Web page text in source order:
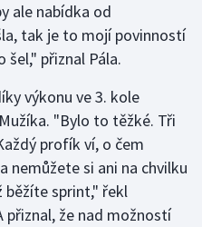
ale nabídka od
tak je to mojí povinností
přiznal Pála.
výkonu ve 3. kole
"Bylo to těžké. Tři
profík ví, o čem
nemůžete si ani na chvilku
sprint," řekl
že nad možností